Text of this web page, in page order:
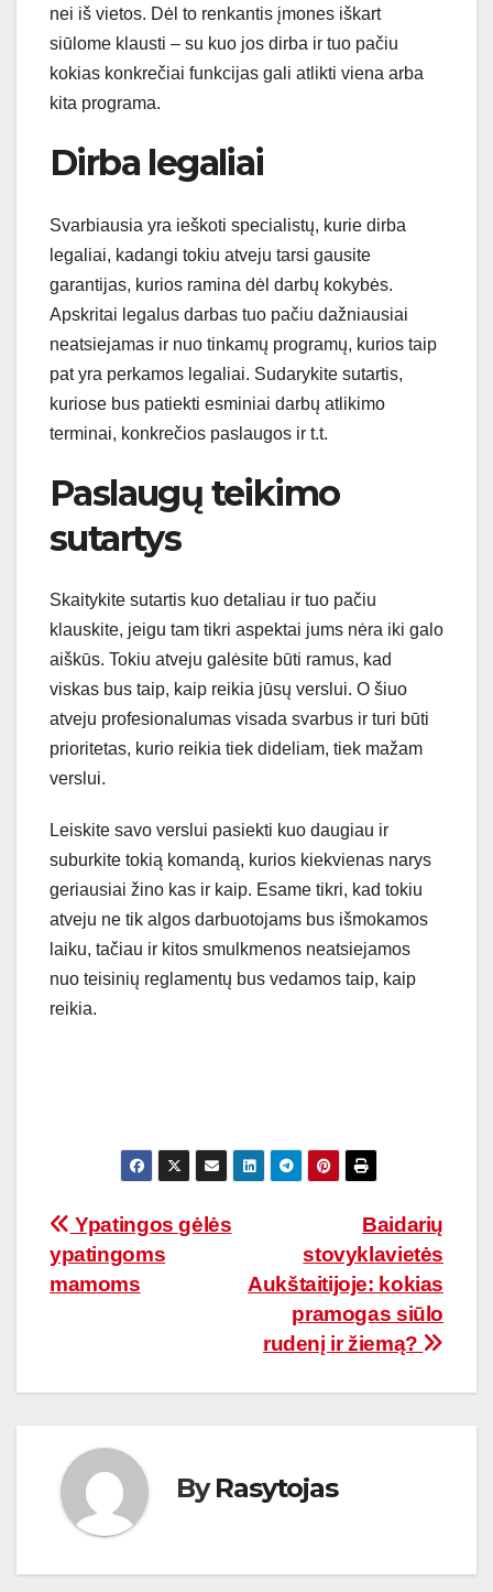
nei iš vietos. Dėl to renkantis įmones iškart
siūlome klausti – su kuo jos dirba ir tuo pačiu
kokias konkrečiai funkcijas gali atlikti viena arba
kita programa.
Dirba legaliai
Svarbiausia yra ieškoti specialistų, kurie dirba
legaliai, kadangi tokiu atveju tarsi gausite
garantijas, kurios ramina dėl darbų kokybės.
Apskritai legalus darbas tuo pačiu dažniausiai
neatsiejamas ir nuo tinkamų programų, kurios taip
pat yra perkamos legaliai. Sudarykite sutartis,
kuriose bus patiekti esminiai darbų atlikimo
terminai, konkrečios paslaugos ir t.t.
Paslaugų teikimo
sutartys
Skaitykite sutartis kuo detaliau ir tuo pačiu
klauskite, jeigu tam tikri aspektai jums nėra iki galo
aiškūs. Tokiu atveju galėsite būti ramus, kad
viskas bus taip, kaip reikia jūsų verslui. O šiuo
atveju profesionalumas visada svarbus ir turi būti
prioritetas, kurio reikia tiek dideliam, tiek mažam
verslui.
Leiskite savo verslui pasiekti kuo daugiau ir
suburkite tokią komandą, kurios kiekvienas narys
geriausiai žino kas ir kaip. Esame tikri, kad tokiu
atveju ne tik algos darbuotojams bus išmokamos
laiku, tačiau ir kitos smulkmenos neatsiejamos
nuo teisinių reglamentų bus vedamos taip, kaip
reikia.
Navigacija
tarp
Baidarių
stovyklavietės
Aukštaitijoje: kokias
pramogas siūlo
rudenį ir žiemą?
Ypatingos gėlės
ypatingoms
mamoms
ByRasytojas